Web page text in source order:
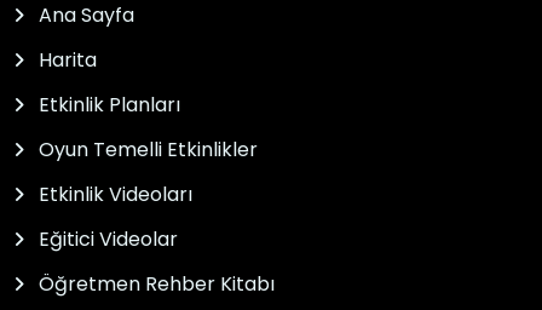
Ana Sayfa
Harita
Etkinlik Planları
Oyun Temelli Etkinlikler
Etkinlik Videoları
Eğitici Videolar
Öğretmen Rehber Kitabı